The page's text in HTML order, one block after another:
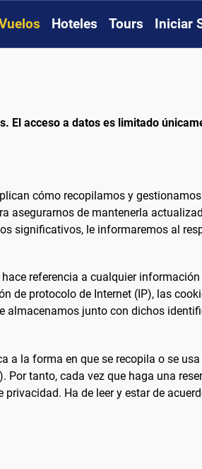
Hoteles Tours Iniciar
acceso a datos es limitado
cómo recopilamos y
asegurarnos de mantenerla
significativos, le informaremos al
referencia a cualquier
de protocolo de Internet (IP), las
junto con dichos
la forma en que se recopila o se
tanto, cada vez que haga una
Ha de leer y estar de